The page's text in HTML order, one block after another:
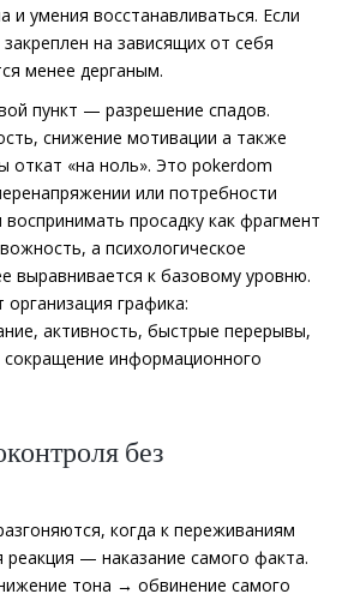
и умения восстанавливаться. Если
на зависящих от себя
менее дерганым.
пункт — разрешение спадов.
снижение мотивации а также
откат «на ноль». Это pokerdom
или потребности
воспринимать просадку как фрагмент
а психологическое
выравнивается к базовому уровню.
графика:
активность, быстрые перерывы,
сокращение информационного
без
когда к переживаниям
реакция — наказание самого факта.
тона → обвинение самого